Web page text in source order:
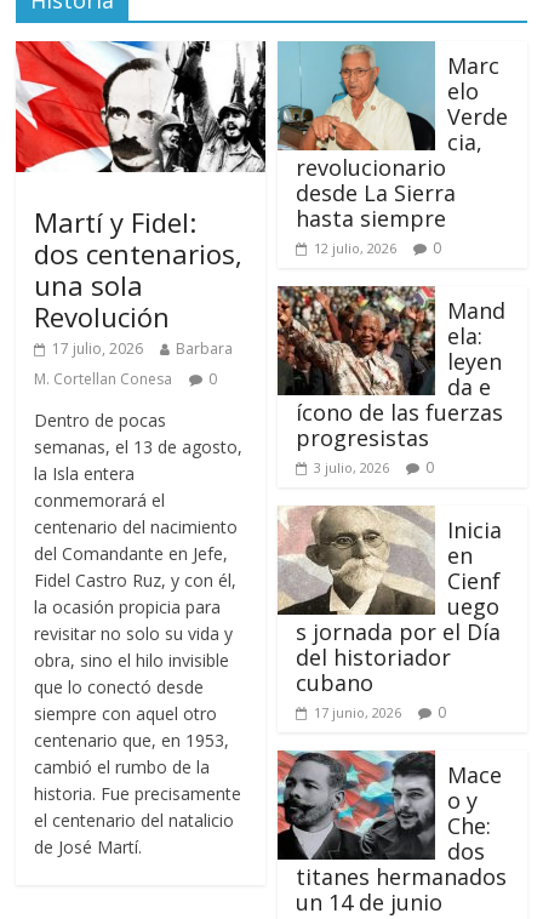
Martí y Fidel:
dos centenarios,
una sola
Revolución
17 julio, 2026
Barbara
M. Cortellan Conesa
0
Dentro de pocas
semanas, el 13 de agosto,
la Isla entera
conmemorará el
centenario del nacimiento
del Comandante en Jefe,
Fidel Castro Ruz, y con él,
la ocasión propicia para
revisitar no solo su vida y
obra, sino el hilo invisible
que lo conectó desde
siempre con aquel otro
centenario que, en 1953,
cambió el rumbo de la
historia. Fue precisamente
el centenario del natalicio
de José Martí.
Marc
elo
Verde
cia,
revolucionario
desde La Sierra
hasta siempre
12 julio, 2026 0
Mand
ela:
leyen
da e
ícono de las fuerzas
progresistas
3 julio, 2026 0
Inicia
en
Cienf
uego
s jornada por el Día
del historiador
cubano
17 junio, 2026 0
Mace
o y
Che:
dos
titanes hermanados
un 14 de junio